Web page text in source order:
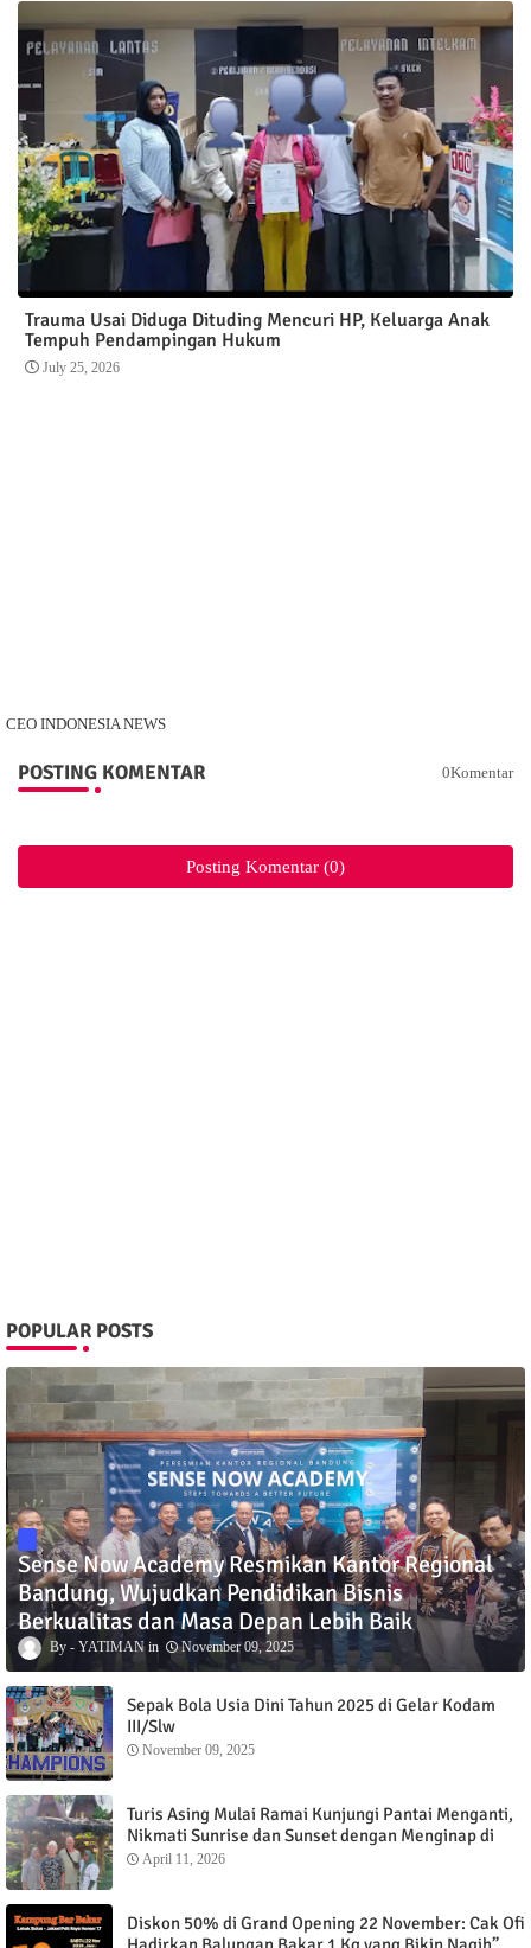
Trauma Usai Diduga Dituding Mencuri HP, Keluarga Anak
Tempuh Pendampingan Hukum
July 25, 2026
CEO INDONESIA NEWS
POSTING KOMENTAR 0Komentar
Posting Komentar (0)
POPULAR POSTS
Sense Now Academy Resmikan Kantor Regional
Bandung, Wujudkan Pendidikan Bisnis
Berkualitas dan Masa Depan Lebih Baik
YATIMAN November 09, 2025
Sepak Bola Usia Dini Tahun 2025 di Gelar Kodam
III/Slw
November 09, 2025
Turis Asing Mulai Ramai Kunjungi Pantai Menganti,
Nikmati Sunrise dan Sunset dengan Menginap di
Menganti Cottage
April 11, 2026
Diskon 50% di Grand Opening 22 November: Cak Ofi